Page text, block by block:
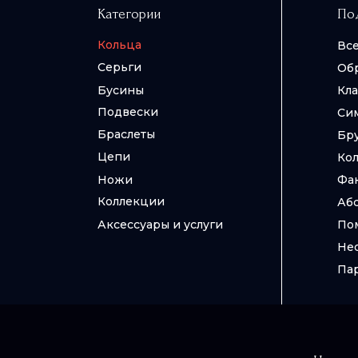
Категории
Кольца
Серьги
Бусины
Подвески
Браслеты
Цепи
Ножи
Коллекции
Аксессуары и услуги